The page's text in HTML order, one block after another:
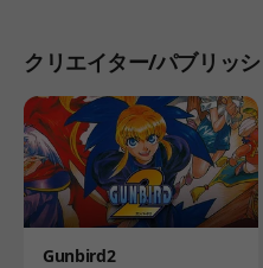
クリエイター/パブリッ
Product
Gunbird2